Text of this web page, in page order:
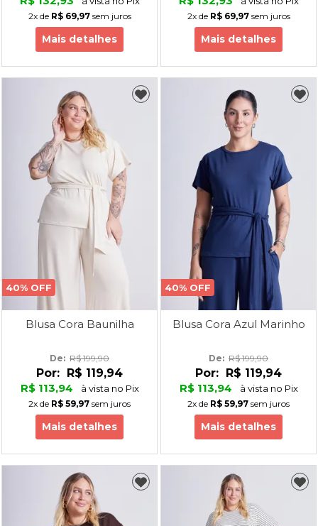
2xde R$ 69,97sem juros
Mais detalhes
2xde R$ 69,97sem juros
Mais detalhes
40% OFF
Blusa Cora Baunilha
De: R$ 199,90
Por: R$ 119,94
R$ 113,94
à vista no Pix
2x de R$ 59,97 sem juros
Mais detalhes
40% OFF
Blusa Cora Azul Marinho
De: R$ 199,90
Por: R$ 119,94
R$ 113,94
à vista no Pix
2x de R$ 59,97 sem juros
Mais detalhes